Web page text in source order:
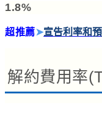
1.8%
超推薦➤宣告利率和
解約費用率